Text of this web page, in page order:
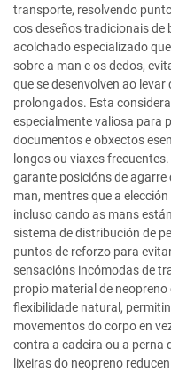
transporte, resolvendo
cos deseños tradicionais de
acolchado especializado
sobre a man e os dedos,
que se desenvolven ao
prolongados. Esta
especialmente valiosa para
documentos e obxectos
longos ou viaxes
garante posicións de
man, mentres que a
incluso cando as mans
sistema de distribución de
puntos de reforzo para
sensacións incómodas de
propio material de
flexibilidade natural,
movementos do corpo en
contra a cadeira ou a perna
lixeiras do neopreno